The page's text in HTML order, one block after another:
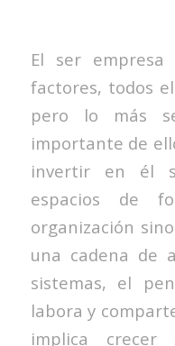
El ser
factores, todos
pero lo más
importante de
invertir en él
espacios de
organización
una cadena de
sistemas, el
labora y
implica crecer